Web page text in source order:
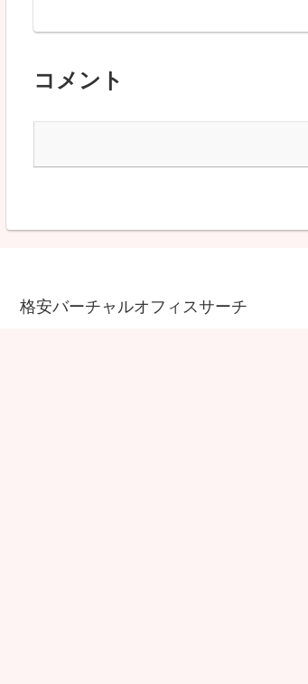
コメント
格安バーチャルオフィスサーチ